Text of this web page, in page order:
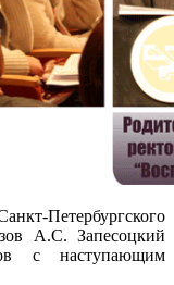
Петербургского
А.С. Запесоцкий
с наступающим